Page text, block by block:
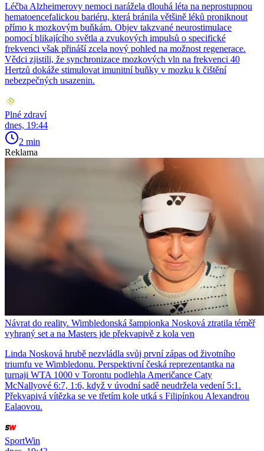
Léčba Alzheimerovy nemoci narážela dlouhá léta na neprostupnou
hematoencefalickou bariéru, která bránila většině léků proniknout
přímo k mozkovým buňkám. Objev takzvané neurostimulace
pomocí blikajícího světla a zvukových impulsů o specifické
frekvenci však přináší zcela nový pohled na možnost regenerace.
Vědci zjistili, že synchronizace mozkových vln na frekvenci 40
Hertzů dokáže stimulovat imunitní buňky v mozku k čištění
nebezpečných usazenin.
Plné zdraví
dnes, 19:44
2 min
Reklama
Návrat do reality. Wimbledonská šampionka Nosková ztratila téměř
vyhraný set a na Masters jde překvapivě z kola ven
Linda Nosková hrubě nezvládla svůj první zápas od životního
triumfu ve Wimbledonu. Perspektivní česká reprezentantka na
turnaji WTA 1000 v Torontu podlehla Američance Caty
McNallyové 6:7, 1:6, když v úvodní sadě neudržela vedení 5:1.
Překvapivá vítězka se ve třetím kole utká s Filipínkou Alexandrou
Ealaovou.
SportWin